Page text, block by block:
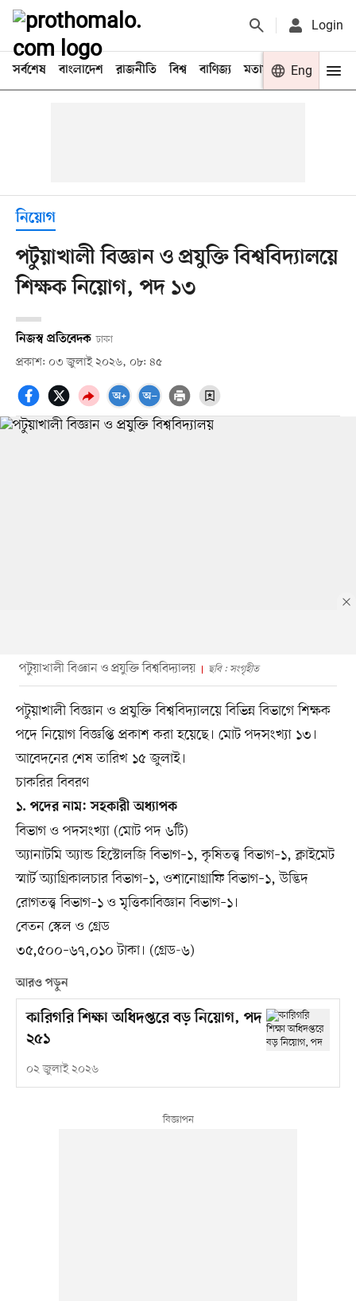
Login
সর্বশেষ বাংলাদেশ রাজনীতি বিশ্ব বাণিজ্য মতামত খেলা
Eng
নিয়োগ
পটুয়াখালী বিজ্ঞান ও প্রযুক্তি বিশ্ববিদ্যালয়ে
শিক্ষক নিয়োগ, পদ ১৩
নিজস্ব প্রতিবেদক ঢাকা
প্রকাশ: ০৩ জুলাই ২০২৬, ০৮: ৪৫
পটুয়াখালী বিজ্ঞান ও প্রযুক্তি বিশ্ববিদ্যালয় ছবি : সংগৃহীত
পটুয়াখালী বিজ্ঞান ও প্রযুক্তি বিশ্ববিদ্যালয়ে বিভিন্ন বিভাগে শিক্ষক
পদে নিয়োগ বিজ্ঞপ্তি প্রকাশ করা হয়েছে। মোট পদসংখ্যা ১৩।
আবেদনের শেষ তারিখ ১৫ জুলাই।
চাকরির বিবরণ
১. পদের নাম: সহকারী অধ্যাপক
বিভাগ ও পদসংখ্যা (মোট পদ ৬টি)
অ্যানাটমি অ্যান্ড হিস্টোলজি বিভাগ–১, কৃষিতত্ত্ব বিভাগ–১, ক্লাইমেট
স্মার্ট অ্যাগ্রিকালচার বিভাগ–১, ওশানোগ্রাফি বিভাগ–১, উদ্ভিদ
রোগতত্ত্ব বিভাগ–১ ও মৃত্তিকাবিজ্ঞান বিভাগ–১।
বেতন স্কেল ও গ্রেড
৩৫,৫০০–৬৭,০১০ টাকা। (গ্রেড-৬)
আরও পড়ুন
কারিগরি শিক্ষা অধিদপ্তরে বড় নিয়োগ, পদ
২৫১
০২ জুলাই ২০২৬